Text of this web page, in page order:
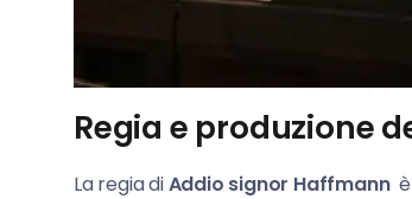
Regia e produzione
La regia diAddio signor Haffmann